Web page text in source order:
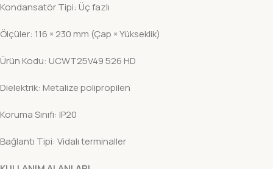
Kondansatör Tipi: Üç fazlı
Ölçüler: 116 × 230 mm (Çap × Yükseklik)
Ürün Kodu: UCWT25V49 526 HD
Dielektrik: Metalize polipropilen
Koruma Sınıfı: IP20
Bağlantı Tipi: Vidalı terminaller